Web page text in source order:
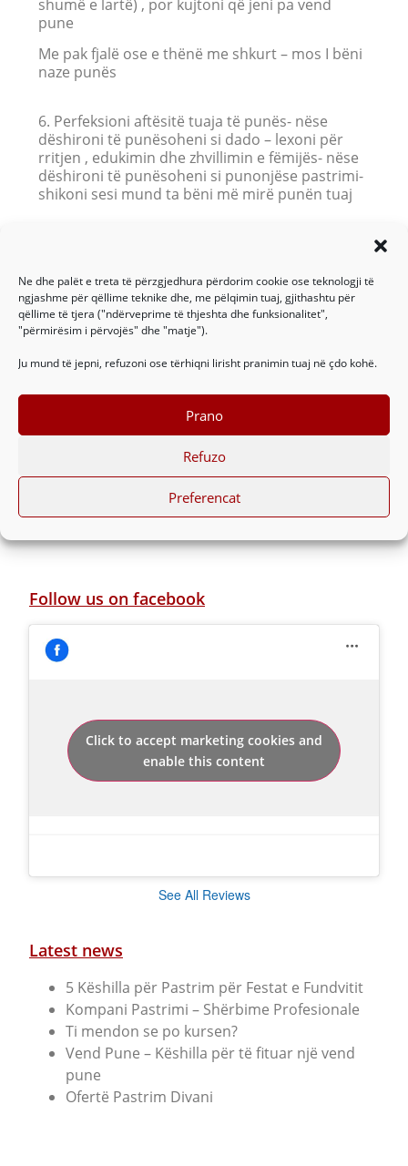
Ne dhe palët e treta të përzgjedhura përdorim cookie ose teknologji të
ngjashme për qëllime teknike dhe, me pëlqimin tuaj, gjithashtu për
qëllime të tjera ("ndërveprime të thjeshta dhe funksionalitet",
"përmirësim i përvojës" dhe "matje").
Ju mund të jepni, refuzoni ose tërhiqni lirisht pranimin tuaj në çdo kohë.
Prano
Refuzo
Preferencat
shumë e lartë) , por kujtoni që jeni pa vend
pune
Me pak fjalë ose e thënë me shkurt – mos I bëni
naze punës
6. Perfeksioni aftësitë tuaja të punës- nëse
dëshironi të punësoheni si dado – lexoni për
rritjen , edukimin dhe zhvillimin e fëmijës- nëse
dëshironi të punësoheni si punonjëse pastrimi-
shikoni sesi mund ta bëni më mirë punën tuaj
Burimi- Ndihma Plus
Ofertë Pastrim Divani Ti mendon se po kursen?
Follow us on facebook
Click to accept marketing cookies and
enable this content
See All Reviews
Latest news
5 Këshilla për Pastrim për Festat e Fundvitit
Kompani Pastrimi – Shërbime Profesionale
Ti mendon se po kursen?
Vend Pune – Këshilla për të fituar një vend
pune
Ofertë Pastrim Divani